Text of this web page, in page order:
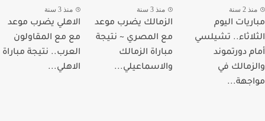
2 سنة
اليوم
تشيلسي
دورتموند
في
منذ 3 سنة
الزمالك يضرب موعد
مع المصري ~ نتيجة
مباراة الزمالك
والاسماعيلي...
منذ 3 سنة
الاهلي يضرب موعد
مع مع المقاولون
العرب.. نتيجة مباراة
الاهلي...